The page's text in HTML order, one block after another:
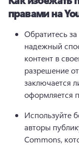
правами на
Обратитесь
надежный
контент в
разрешение
заключается
оформляется
Используйте
авторы
Commons,